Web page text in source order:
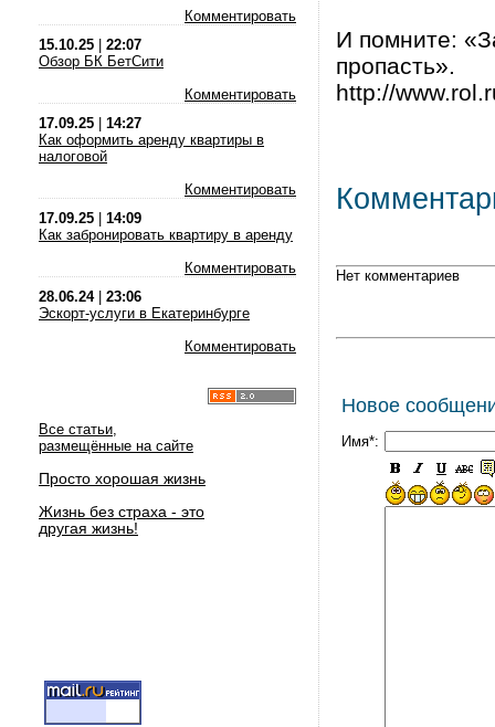
Комментировать
15.10.25
22:07
Обзор БК БетСити
Комментировать
17.09.25
14:27
Как оформить аренду квартиры в
налоговой
Комментировать
17.09.25
14:09
Как забронировать квартиру в аренду
Комментировать
28.06.24| 23:06
Эскорт-услуги в Екатеринбурге
Комментировать
Все статьи,
размещённые на сайте
Просто хорошая жизнь
Жизнь без страха - это
другая жизнь!
И помните:
пропасть».
http://
Нет комментариев
Новое
Имя*: